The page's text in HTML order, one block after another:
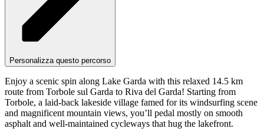
Personalizza questo percorso
Enjoy a scenic spin along Lake Garda with this relaxed 14.5 km
route from Torbole sul Garda to Riva del Garda! Starting from
Torbole, a laid-back lakeside village famed for its windsurfing scene
and magnificent mountain views, you’ll pedal mostly on smooth
asphalt and well-maintained cycleways that hug the lakefront.